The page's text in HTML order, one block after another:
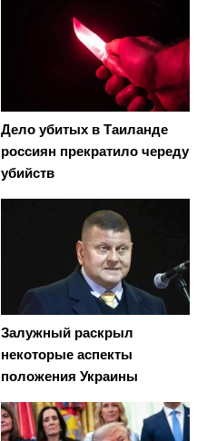
Дело убитых в Таиланде
россиян прекратило череду
убийств
Залужный раскрыл
некоторые аспекты
положения Украины